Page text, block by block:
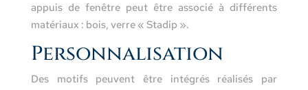
appuis de fenêtre peut être associé à différents
matériaux : bois, verre « Stadip ».
Personnalisation
Des motifs peuvent être intégrés réalisés par